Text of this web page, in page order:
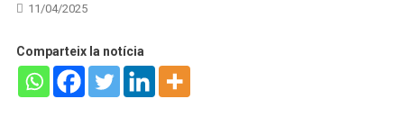
11/04/2025
Comparteix la notícia